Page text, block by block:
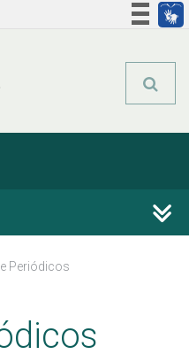
e Periódicos